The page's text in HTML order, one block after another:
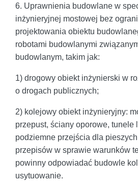
6. Uprawnienia budowlane w
inżynieryjnej mostowej bez
projektowania obiektu
robotami budowlanymi
budowlanym, takim jak:
1) drogowy obiekt inżynierski w
o drogach publicznych;
2) kolejowy obiekt inżynieryjny:
przepust, ściany oporowe, tunele
podziemne przejścia dla
przepisów w sprawie warunków
powinny odpowiadać budowle
usytuowanie.